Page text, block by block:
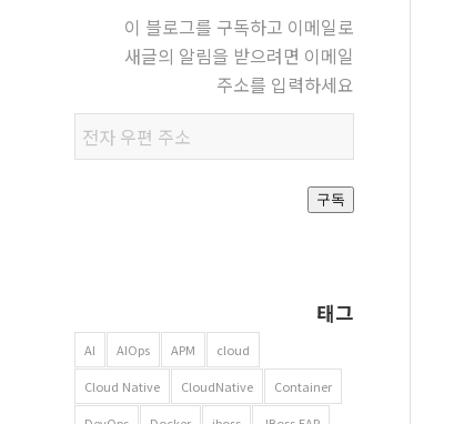
이 블로그를 구독하고 이메일로
새글의 알림을 받으려면 이메일
주소를 입력하세요
우편
주소
구독
태그
AI AIOps APM cloud
Cloud Native CloudNative Container